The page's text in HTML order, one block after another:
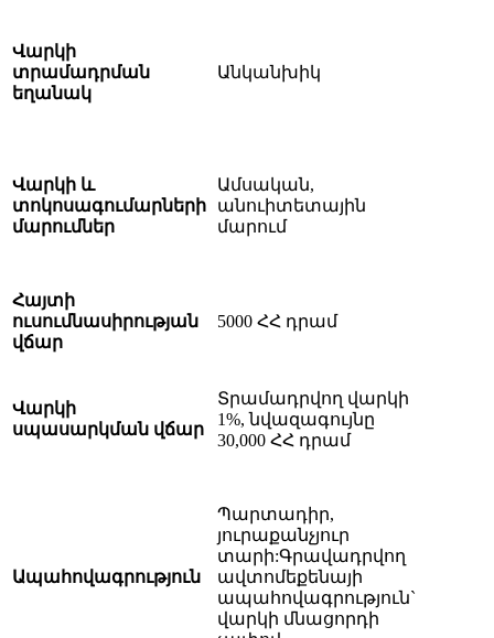
Վարկի
տրամադրման
եղանակ
Անկանխիկ
Վարկի և
տոկոսագումարների
մարումներ
Ամսական,
անուիտետային
մարում
Հայտի
ուսումնասիրության
վճար
5000 ՀՀ դրամ
Վարկի
սպասարկման վճար
Տրամադրվող վարկի
1%, նվազագույնը
30,000 ՀՀ դրամ
Ապահովագրություն
Պարտադիր,
յուրաքանչյուր
տարի:Գրավադրվող
ավտոմեքենայի
ապահովագրություն`
վարկի մնացորդի